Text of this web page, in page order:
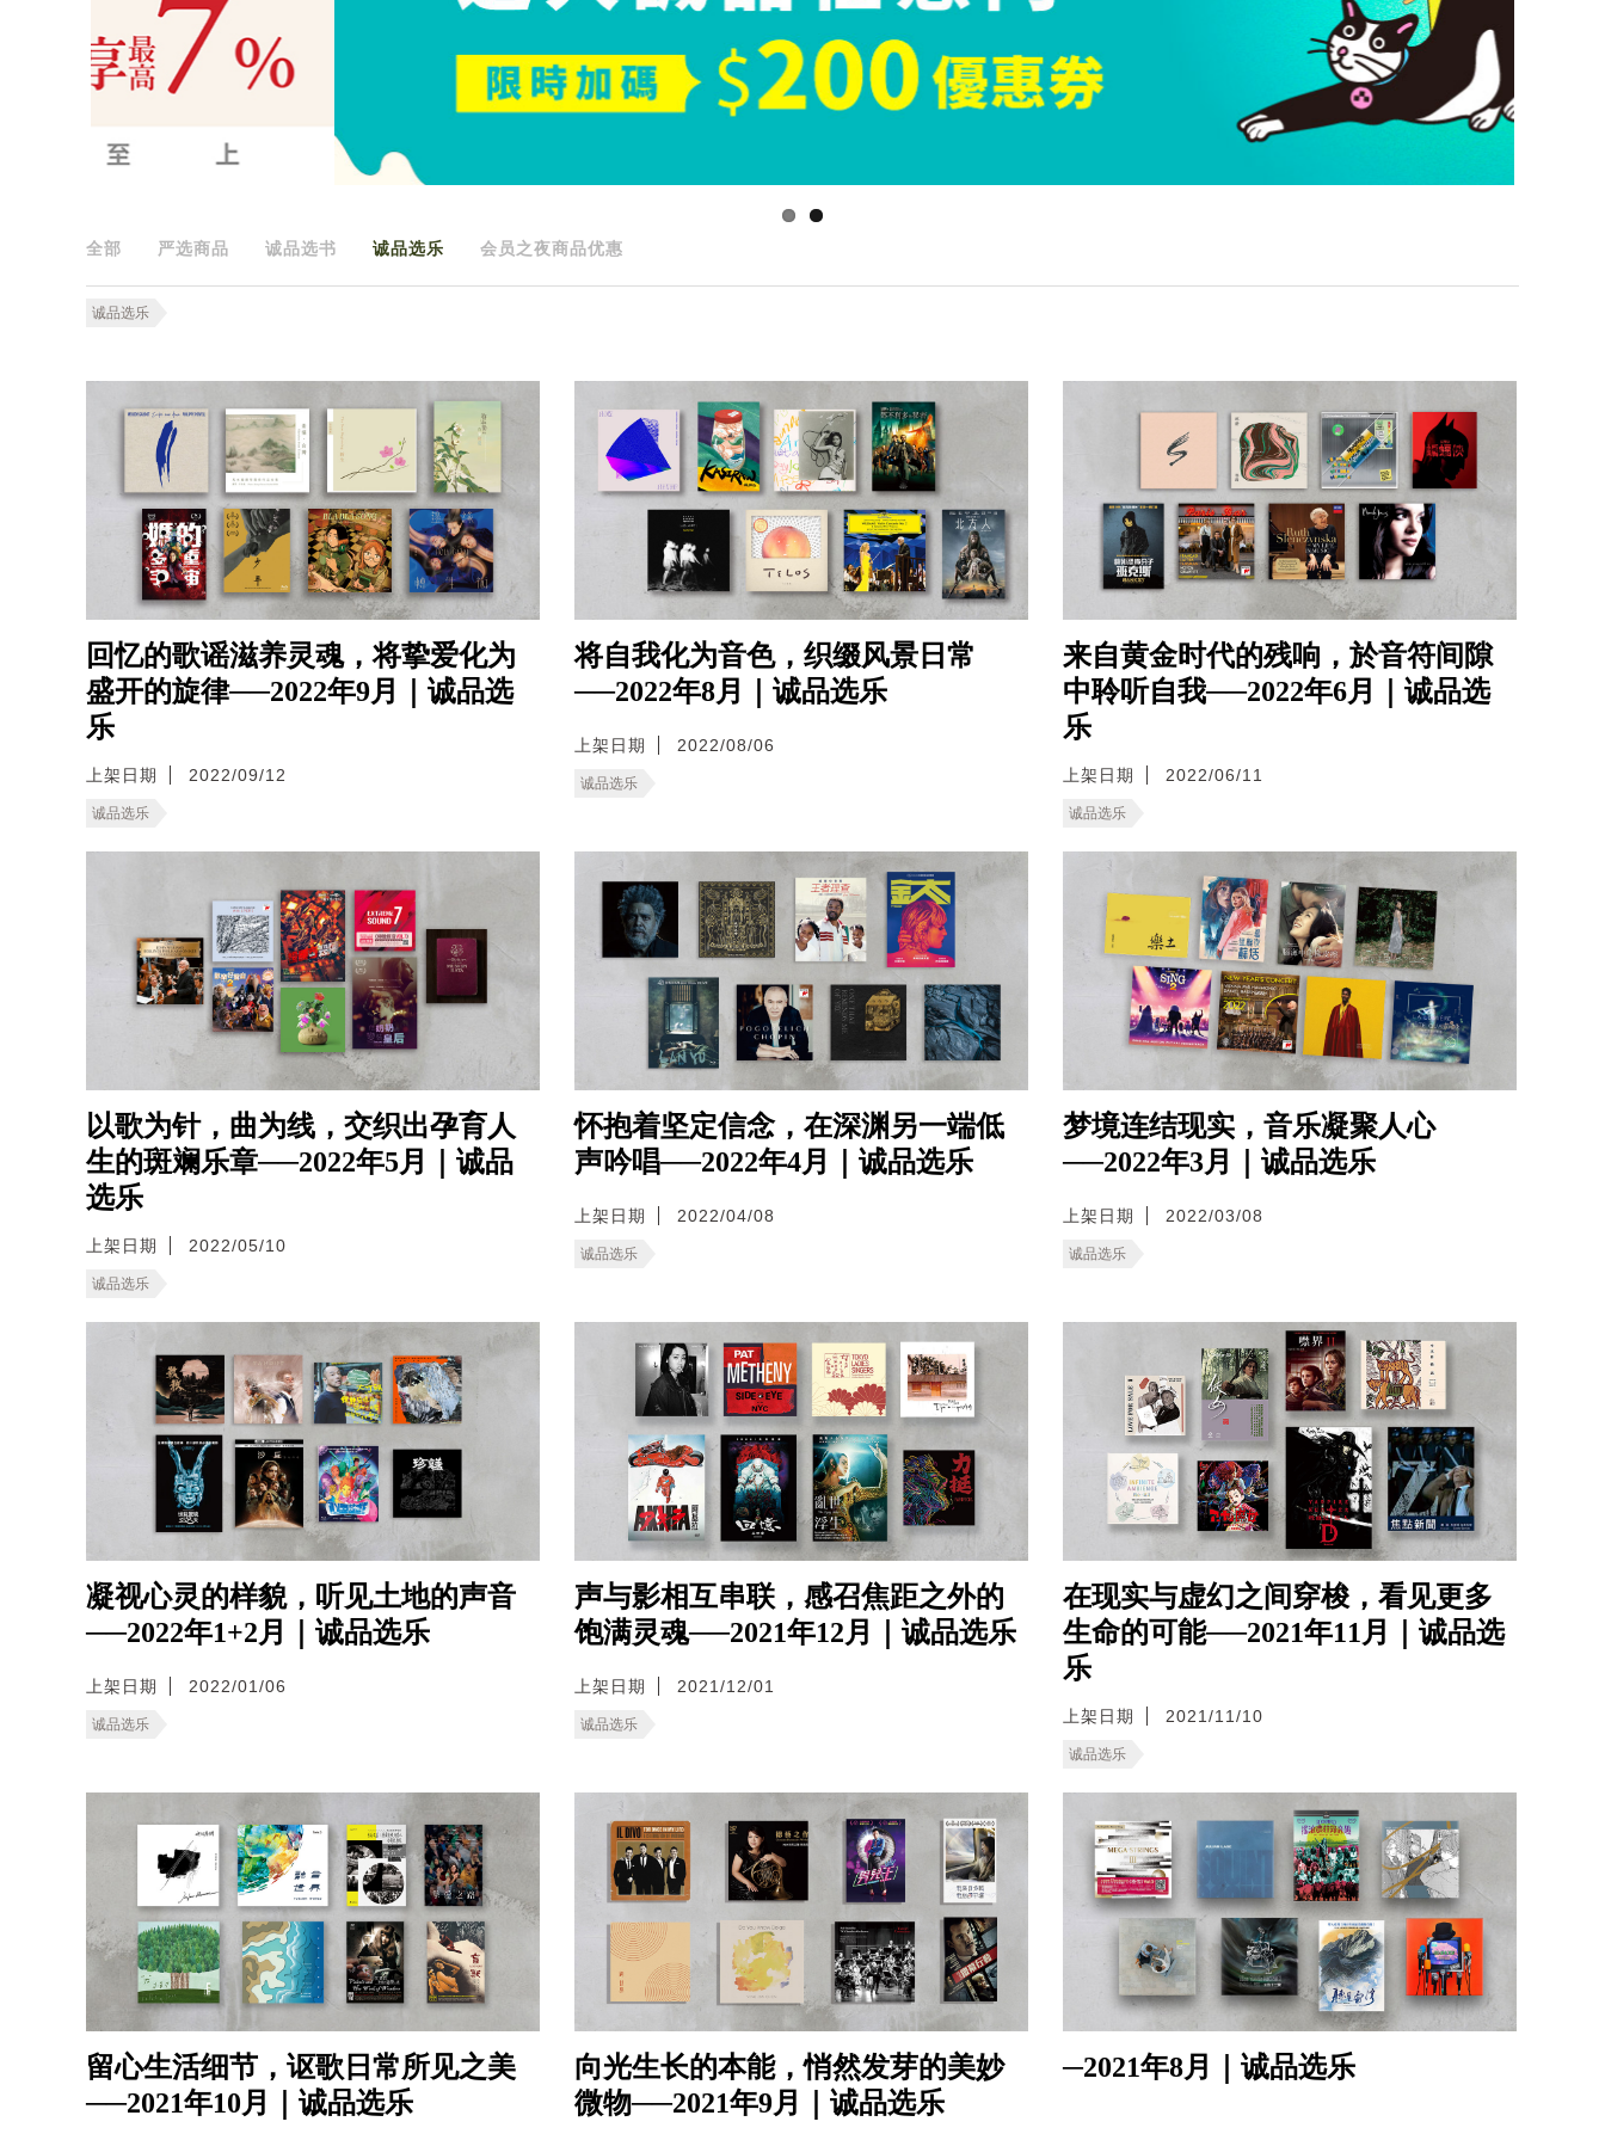
全部 严选商品 诚品选书 诚品选乐 会员之夜商品优惠
诚品选乐
回忆的歌谣滋养灵魂，将挚爱化为
盛开的旋律──2022年9月｜诚品选
乐
上架日期 2022/09/12
诚品选乐
将自我化为音色，织缀风景日常
──2022年8月｜诚品选乐
上架日期 2022/08/06
诚品选乐
来自黄金时代的残响，於音符间隙
中聆听自我──2022年6月｜诚品选
乐
上架日期 2022/06/11
诚品选乐
以歌为针，曲为线，交织出孕育人
生的斑斓乐章──2022年5月｜诚品
选乐
上架日期 2022/05/10
诚品选乐
怀抱着坚定信念，在深渊另一端低
声吟唱──2022年4月｜诚品选乐
上架日期 2022/04/08
诚品选乐
梦境连结现实，音乐凝聚人心
──2022年3月｜诚品选乐
上架日期 2022/03/08
诚品选乐
凝视心灵的样貌，听见土地的声音
──2022年1+2月｜诚品选乐
上架日期 2022/01/06
诚品选乐
声与影相互串联，感召焦距之外的
饱满灵魂──2021年12月｜诚品选乐
上架日期 2021/12/01
诚品选乐
在现实与虚幻之间穿梭，看见更多
生命的可能──2021年11月｜诚品选
乐
上架日期 2021/11/10
诚品选乐
留心生活细节，讴歌日常所见之美
──2021年10月｜诚品选乐
向光生长的本能，悄然发芽的美妙
微物──2021年9月｜诚品选乐
─2021年8月｜诚品选乐